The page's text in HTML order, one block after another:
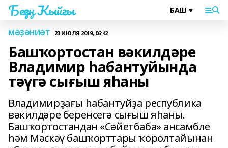
Беҙҙең Ҡыйғы
МӘҘӘНИӘТ 23 ИЮЛЯ 2019, 06:42
Башҡортостан вәкилдәре
Владимир һабантуйында
тәүгә сығыш яһаны
Владимирҙағы һабантуйҙа республика
вәкилдәре беренсегә сығыш яһаны.
Башҡортостандан «Сәйетбаба» ансамбле
һәм Мәскәү башҡорттары ҡоролтайынан